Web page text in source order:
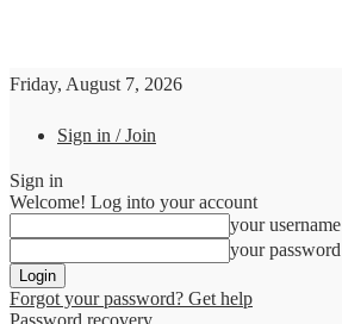
Friday, August 7, 2026
Sign in / Join
Sign in
Welcome! Log into your account
your username
your password
Forgot your password? Get help
Password recovery